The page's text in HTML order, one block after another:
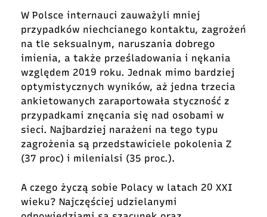
W Polsce internauci zauważyli mniej
przypadków niechcianego kontaktu, zagrożeń
na tle seksualnym, naruszania dobrego
imienia, a także prześladowania i nękania
względem 2019 roku. Jednak mimo bardziej
optymistycznych wyników, aż jedna trzecia
ankietowanych zaraportowała styczność z
przypadkami znęcania się nad osobami w
sieci. Najbardziej narażeni na tego typu
zagrożenia są przedstawiciele pokolenia Z
(37 proc) i milenialsi (35 proc.).
A czego życzą sobie Polacy w latach 20 XXI
wieku? Najczęściej udzielanymi